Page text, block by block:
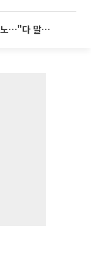
박문성, 축구협회 '성 접대' 보도에 분노…"다 말아먹으려고 작정했나"